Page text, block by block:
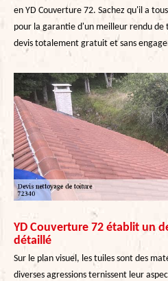
en YD Couverture 72. Sachez qu'il a
pour la garantie d'un meilleur rendu de
devis totalement gratuit et sans
YD Couverture 72 établit un
détaillé
Sur le plan visuel, les tuiles sont des
diverses agressions ternissent leur